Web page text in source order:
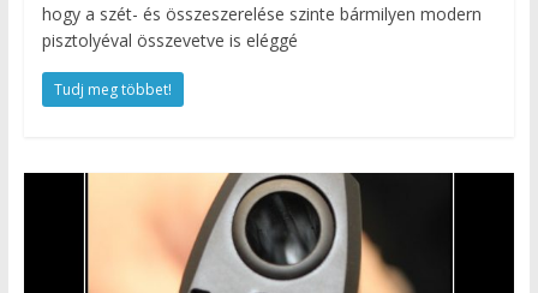
hogy a szét- és összeszerelése szinte bármilyen modern
pisztolyéval összevetve is eléggé
Tudj meg többet!